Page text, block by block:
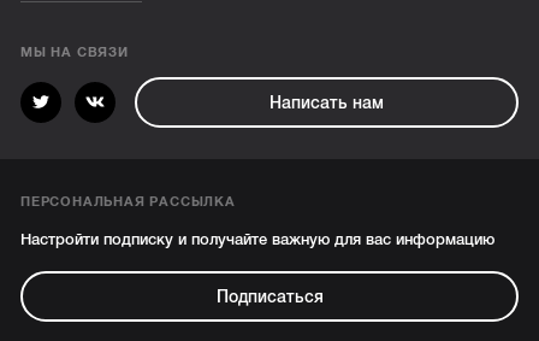
МЫ НА СВЯЗИ
Написать нам
ПЕРСОНАЛЬНАЯ РАССЫЛКА
Настройти подписку и получайте важную для вас информацию
Подписаться